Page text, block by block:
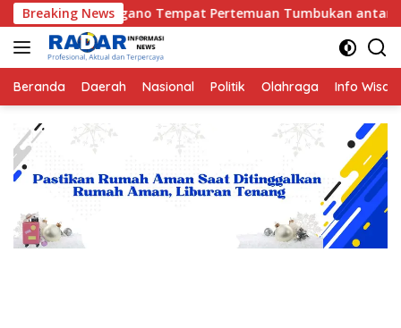
Langsung
ke
konten
Breaking News
Tempat Pertemuan Tumbukan antara Lempeng Indo-
Beranda Daerah Nasional Politik Olahraga Info